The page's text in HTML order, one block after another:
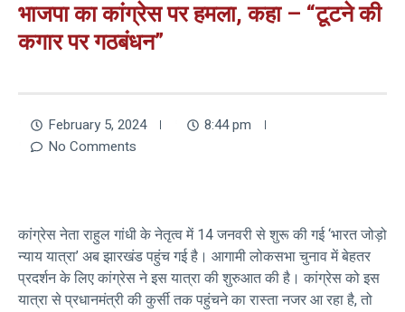
भाजपा का कांग्रेस पर हमला, कहा – “टूटने की
कगार पर गठबंधन”
February 5, 2024
8:44 pm
No Comments
कांग्रेस नेता राहुल गांधी के नेतृत्व में 14 जनवरी से शुरू की गई ‘भारत जोड़ो
न्याय यात्रा’ अब झारखंड पहुंच गई है। आगामी लोकसभा चुनाव में बेहतर
प्रदर्शन के लिए कांग्रेस ने इस यात्रा की शुरुआत की है। कांग्रेस को इस
यात्रा से प्रधानमंत्री की कुर्सी तक पहुंचने का रास्ता नजर आ रहा है, तो